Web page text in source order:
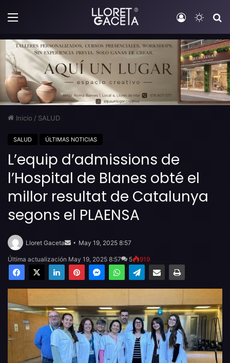
Menú Iniciar
Inicio / SALUD
SALUD ÚLTIMAS NOTICIAS
L’equip d’admissions de
l’Hospital de Blanes obté el
millor resultat de Catalunya
segons el PLAENSA
Lloret Gaceta
email
May 19, 2025 8:57
Última actualización May 19, 2025 8:57 5 919
Facebook
X LinkedInPinterestMessengerWhatsAppTelegramCompartir por email Imprimir